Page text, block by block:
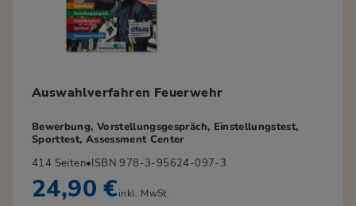
Auswahlverfahren Feuerwehr
Bewerbung, Vorstellungsgespräch, Einstellungstest,
Sporttest, Assessment Center
414 Seiten•ISBN 978-3-95624-097-3
24,90 €inkl. MwSt.